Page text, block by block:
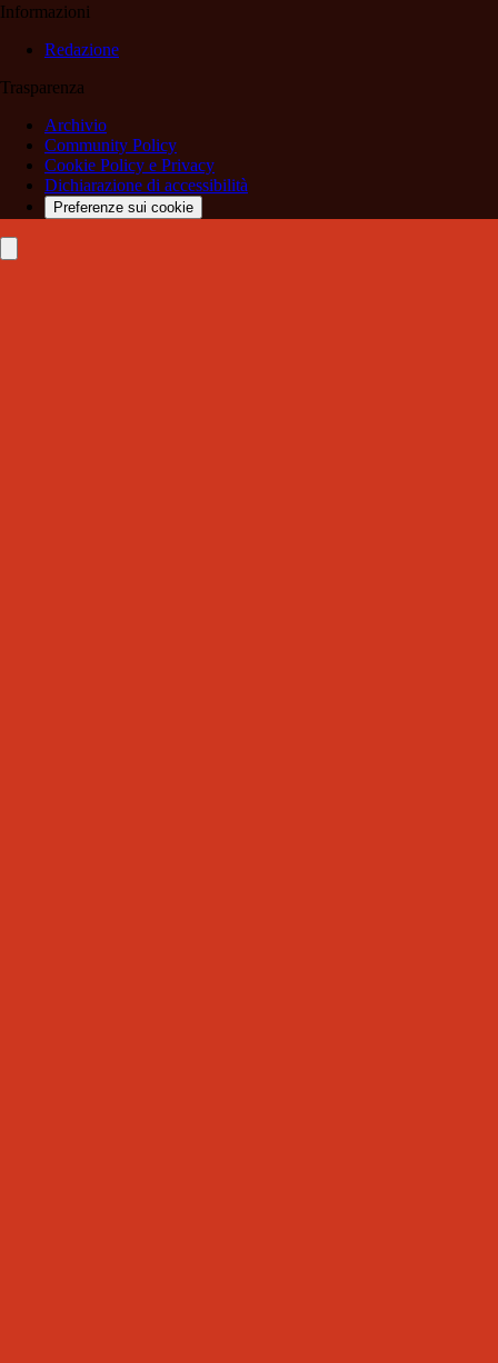
Informazioni
Redazione
Trasparenza
Archivio
Community Policy
Cookie Policy e Privacy
Dichiarazione di accessibilità
Preferenze sui cookie